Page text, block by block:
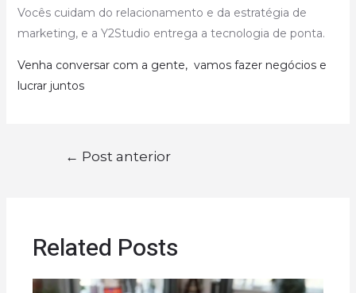
Vocês cuidam do relacionamento e da estratégia de
marketing, e a Y2Studio entrega a tecnologia de ponta.
Venha conversar com a gente, vamos fazer negócios e
lucrar juntos
Navegação
← Post anterior
Related Posts